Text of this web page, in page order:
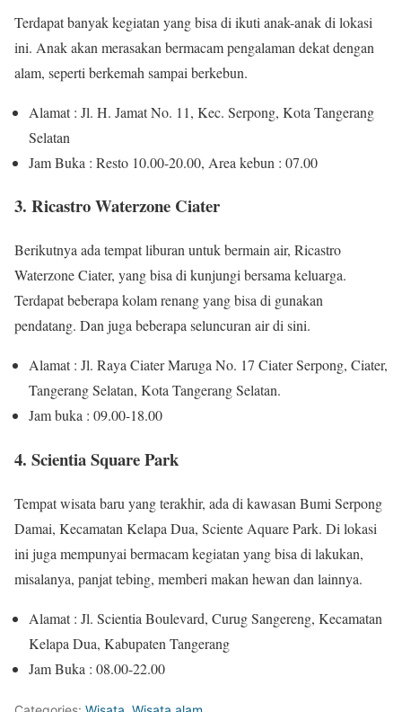
Terdapat banyak kegiatan yang bisa di ikuti anak-anak di lokasi
ini. Anak akan merasakan bermacam pengalaman dekat dengan
alam, seperti berkemah sampai berkebun.
Alamat : Jl. H. Jamat No. 11, Kec. Serpong, Kota Tangerang
Selatan
Jam Buka : Resto 10.00-20.00, Area kebun : 07.00
3. Ricastro Waterzone Ciater
Berikutnya ada tempat liburan untuk bermain air, Ricastro
Waterzone Ciater, yang bisa di kunjungi bersama keluarga.
Terdapat beberapa kolam renang yang bisa di gunakan
pendatang. Dan juga beberapa seluncuran air di sini.
Alamat : Jl. Raya Ciater Maruga No. 17 Ciater Serpong, Ciater,
Tangerang Selatan, Kota Tangerang Selatan.
Jam buka : 09.00-18.00
4. Scientia Square Park
Tempat wisata baru yang terakhir, ada di kawasan Bumi Serpong
Damai, Kecamatan Kelapa Dua, Sciente Aquare Park. Di lokasi
ini juga mempunyai bermacam kegiatan yang bisa di lakukan,
misalanya, panjat tebing, memberi makan hewan dan lainnya.
Alamat : Jl. Scientia Boulevard, Curug Sangereng, Kecamatan
Kelapa Dua, Kabupaten Tangerang
Jam Buka : 08.00-22.00